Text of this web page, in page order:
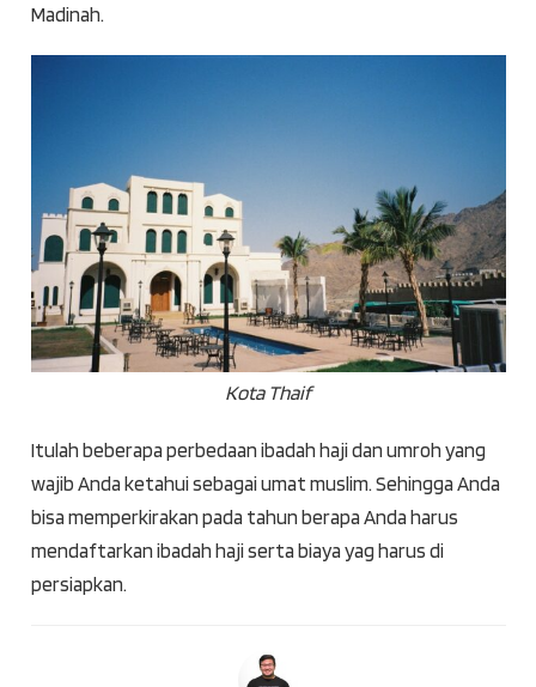
Madinah.
Kota Thaif
Itulah beberapa perbedaan ibadah haji dan umroh yang
wajib Anda ketahui sebagai umat muslim. Sehingga Anda
bisa memperkirakan pada tahun berapa Anda harus
mendaftarkan ibadah haji serta biaya yag harus di
persiapkan.